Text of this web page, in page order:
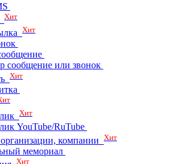
Хит
Хит
сообщение или звонок
Хит
Хит
YouTube/RuTube
компании Хит
мемориал
Хит